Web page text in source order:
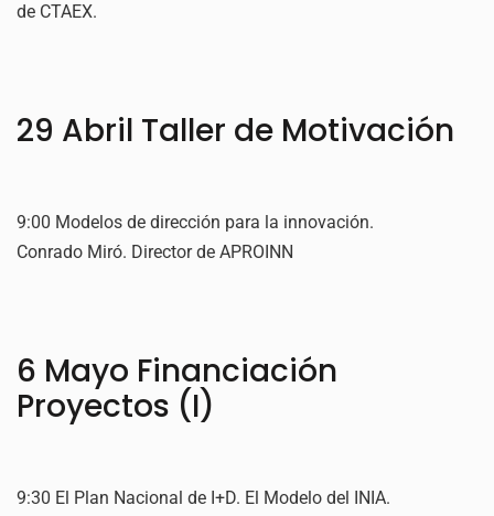
de CTAEX.
29 Abril Taller de Motivación
9:00 Modelos de dirección para la innovación.
Conrado Miró. Director de APROINN
6 Mayo Financiación
Proyectos (I)
9:30 El Plan Nacional de I+D. El Modelo del INIA.